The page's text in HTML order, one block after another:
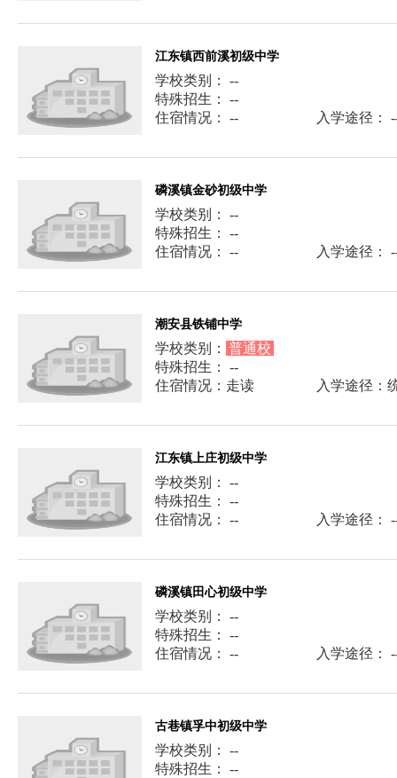
江东镇西前溪初级中学
学校类别： --
特殊招生： --
住宿情况： --
入学途径：
磷溪镇金砂初级中学
学校类别： --
特殊招生： --
住宿情况： --
入学途径：
潮安县铁铺中学
学校类别： 普通校
特殊招生： --
住宿情况：走读
入学途径：
江东镇上庄初级中学
学校类别： --
特殊招生： --
住宿情况： --
入学途径：
磷溪镇田心初级中学
学校类别： --
特殊招生： --
住宿情况： --
入学途径：
古巷镇孚中初级中学
学校类别： --
特殊招生： --